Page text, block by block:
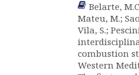
Belarte,
Mateu, M.;
Vila, S.;
combustion
Western